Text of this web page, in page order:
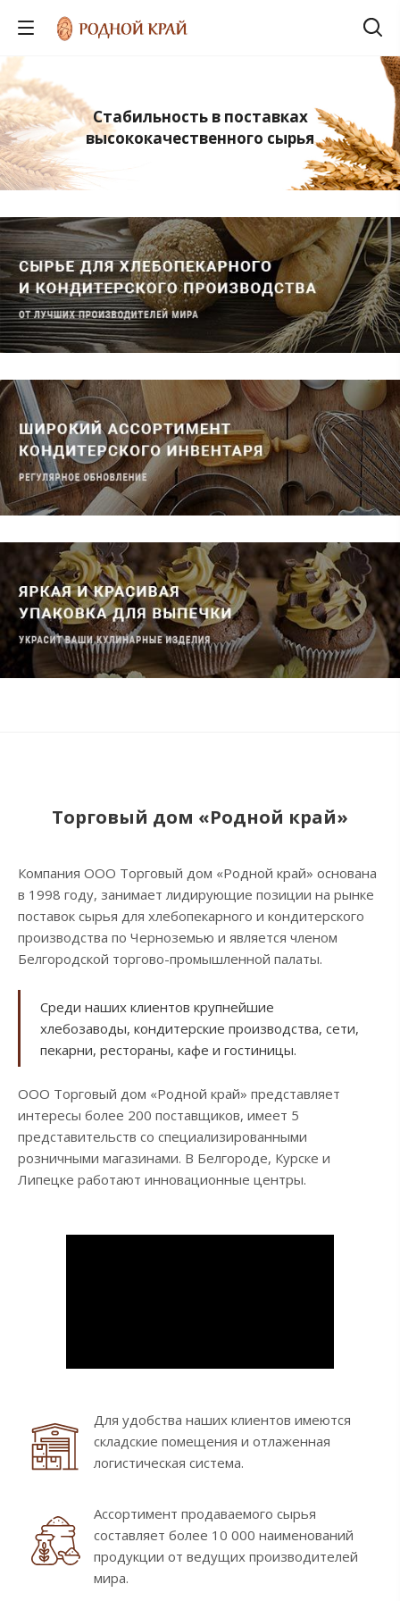
Стабильность в поставках
высококачественного сырья
Торговый дом «Родной край»
Компания ООО Торговый дом «Родной край» основана
в 1998 году, занимает лидирующие позиции на рынке
поставок сырья для хлебопекарного и кондитерского
производства по Черноземью и является членом
Белгородской торгово-промышленной палаты.
Среди наших клиентов крупнейшие
хлебозаводы, кондитерские производства, сети,
пекарни, рестораны, кафе и гостиницы.
ООО Торговый дом «Родной край» представляет
интересы более 200 поставщиков, имеет 5
представительств со специализированными
розничными магазинами. В Белгороде, Курске и
Липецке работают инновационные центры.
Для удобства наших клиентов имеются
складские помещения и отлаженная
логистическая система.
Ассортимент продаваемого сырья
составляет более 10 000 наименований
продукции от ведущих производителей
мира.